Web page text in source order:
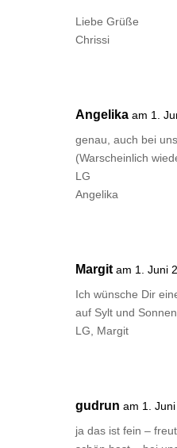
Liebe Grüße
Chrissi
Angelika am 1.
genau, auch bei
(Warscheinlich
LG
Angelika
Margit am 1. Juni
Ich wünsche Dir
auf Sylt und
LG, Margit
gudrun am 1.
ja das ist fein –